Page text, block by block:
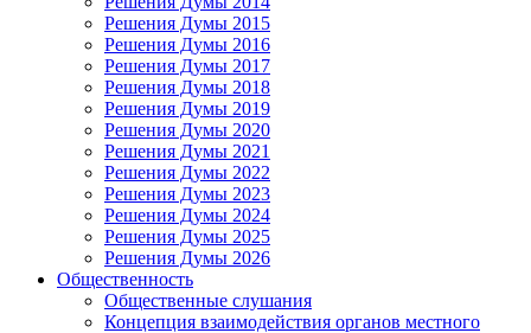
Решения Думы 2015
Решения Думы 2016
Решения Думы 2017
Решения Думы 2018
Решения Думы 2019
Решения Думы 2020
Решения Думы 2021
Решения Думы 2022
Решения Думы 2023
Решения Думы 2024
Решения Думы 2025
Решения Думы 2026
Общественность
Общественные слушания
Концепция взаимодействия органов местного